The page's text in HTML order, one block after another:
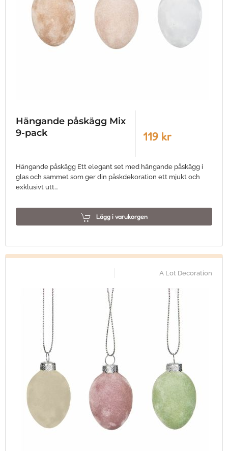
Hängande påskägg Mix
9-pack
119 kr
Hängande påskägg Ett elegant set med hängande påskägg i
glas och sammet som ger din påskdekoration ett mjukt och
exklusivt utt…
Lägg i varukorgen
A Lot Decoration